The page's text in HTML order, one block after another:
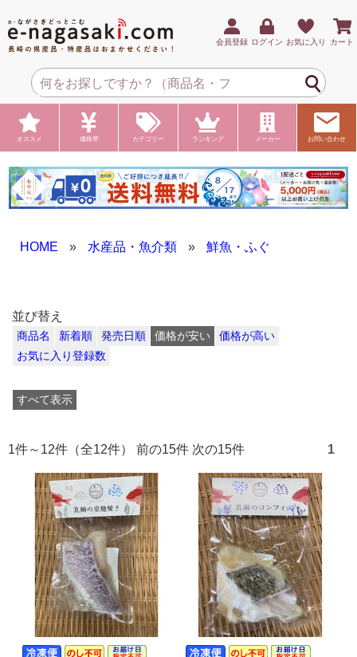
会員登録 ログイン お気に入り カート
オススメ 価格帯 カテゴリー ランキング メーカー お問い合わせ
HOME » 水産品・魚介類 » 鮮魚・ふぐ
並び替え
商品名 新着順 発売日順 価格が安い
価格が高い
お気に入り登録数
すべて表示
1件～12件（全12件） 前の15件 次の15件 1